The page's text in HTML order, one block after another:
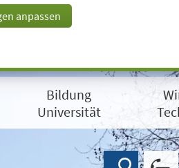
anpassen
Bildung
Universität